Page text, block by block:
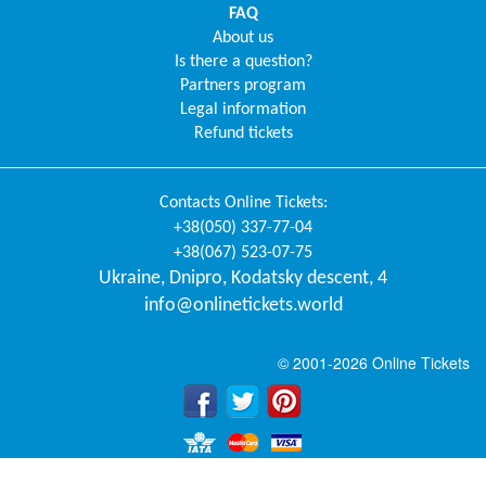
FAQ
About us
Is there a question?
Partners program
Legal information
Refund tickets
Contacts Online Tickets:
+38(050) 337-77-04
+38(067) 523-07-75
Ukraine, Dnipro, Kodatsky descent, 4
info@onlinetickets.world
© 2001-2026 Online Tickets